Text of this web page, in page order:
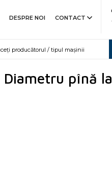
DESPRE NOI CONTACT
Diametru pînă